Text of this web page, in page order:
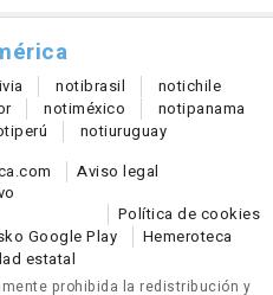
notibrasil notichile
notiméxico notipanama
perú notiuruguay
Aviso legal
Política de cookies
Google Play
Hemeroteca
estatal
prohibida la redistribución y